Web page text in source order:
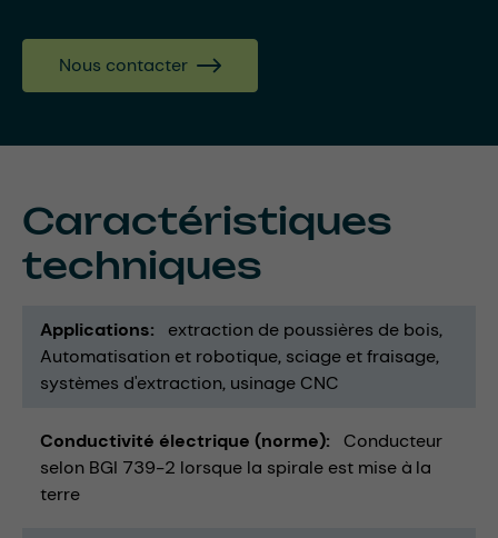
Nous contacter
Caractéristiques
techniques
Applications
extraction de poussières de bois
Automatisation et robotique sciage et fraisage
systèmes d'extraction usinage CNC
Conductivité électrique (norme)
Conducteur
selon BGI 739-2 lorsque la spirale est mise à la
terre